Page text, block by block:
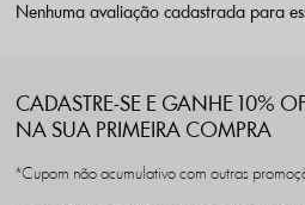
Nenhuma avaliação cadastrada para
CADASTRE-SE E GANHE 10%
NA SUA PRIMEIRA COMPRA
*Cupom não acumulativo com outras